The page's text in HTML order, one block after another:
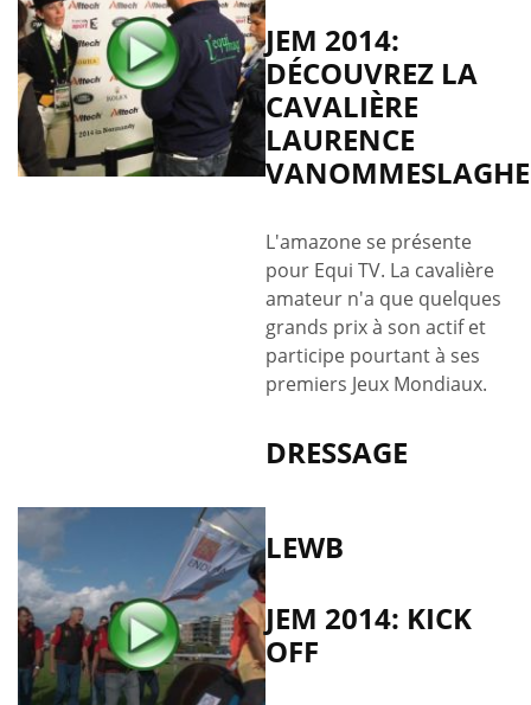
JEM 2014:
DÉCOUVREZ LA
CAVALIÈRE
LAURENCE
VANOMMESLAGHE
L'amazone se présente
pour Equi TV. La cavalière
amateur n'a que quelques
grands prix à son actif et
participe pourtant à ses
premiers Jeux Mondiaux.
DRESSAGE
LEWB
JEM 2014: KICK
OFF